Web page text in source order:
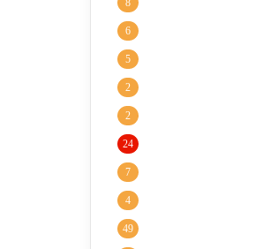
6
5
2
2
24
7
4
49